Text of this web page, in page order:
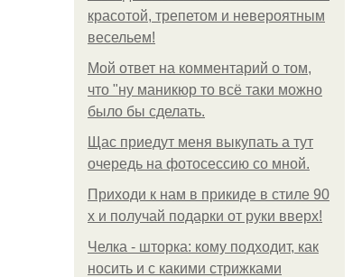
красотой, трепетом и невероятным
весельем!
Мой ответ на комментарий о том,
что "ну маникюр то всё таки можно
было бы сделать.
Щас приедут меня выкупать а тут
очередь на фотосессию со мной.
Приходи к нам в прикиде в стиле 90
х и получай подарки от руки вверх!
Челка - шторка: кому подходит, как
носить и с какими стрижками